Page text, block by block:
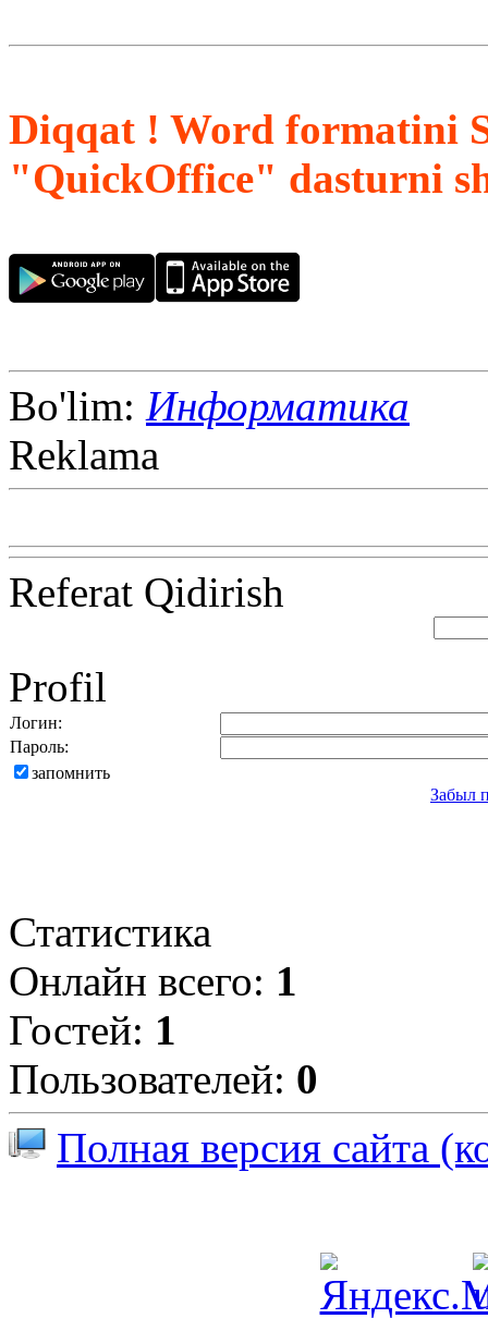
Diqqat ! Word formatini
"QuickOffice" dasturni
Bo'lim: Информатика
Reklama
Referat Qidirish
Profil
Логин:
Пароль:
запомнить
Забыл
Статистика
Онлайн всего: 1
Гостей: 1
Пользователей: 0
Полная версия сайта